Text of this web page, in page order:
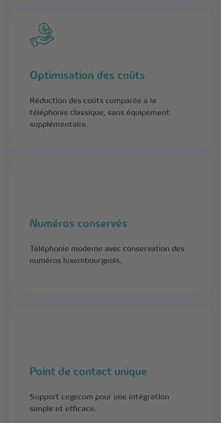
Optimisation des coûts
Réduction des coûts comparée à la
téléphonie classique, sans équipement
supplémentaire.
Numéros conservés
Téléphonie moderne avec conservation des
numéros luxembourgeois.
Point de contact unique
Support cegecom pour une intégration
simple et efficace.